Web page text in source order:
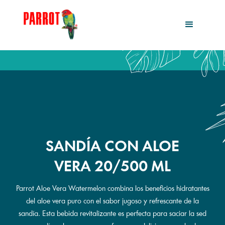
SANDÍA CON ALOE
VERA 20/500 ML
Parrot Aloe Vera Watermelon combina los beneficios hidratantes
del aloe vera puro con el sabor jugoso y refrescante de la
sandía. Esta bebida revitalizante es perfecta para saciar la sed